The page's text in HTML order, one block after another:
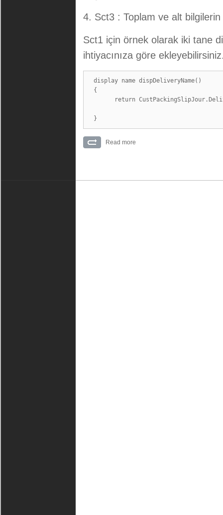
4. Sct3 : Toplam ve alt
Sct1 için örnek olarak iki tane
ihtiyacınıza göre
display name dispDeliveryName()
{
return
}
Read more